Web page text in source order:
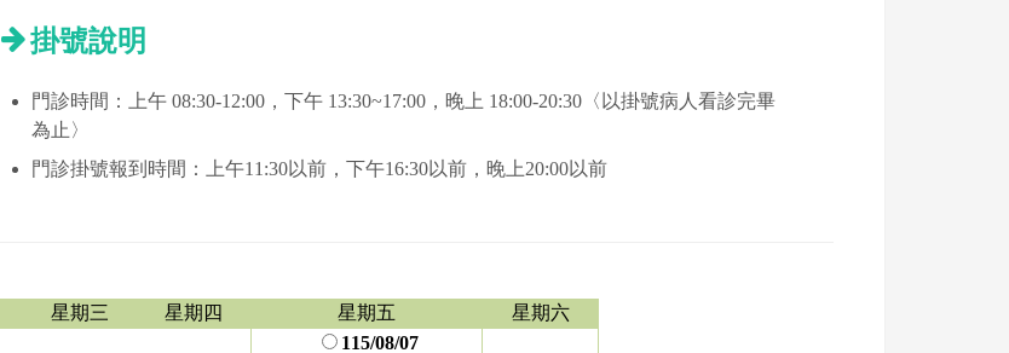
掛號說明
門診時間：上午 08:30-12:00，下午 13:30~17:00，晚上 18:00-20:30〈以掛號病人看診完畢
為止〉
門診掛號報到時間：上午11:30以前，下午16:30以前，晚上20:00以前